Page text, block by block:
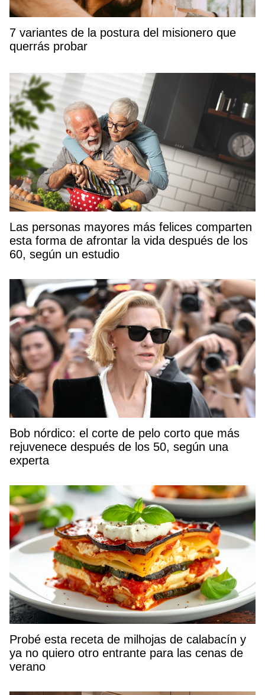
7 variantes de la postura del misionero que
querrás probar
Las personas mayores más felices comparten
esta forma de afrontar la vida después de los
60, según un estudio
Bob nórdico: el corte de pelo corto que más
rejuvenece después de los 50, según una
experta
Probé esta receta de milhojas de calabacín y
ya no quiero otro entrante para las cenas de
verano